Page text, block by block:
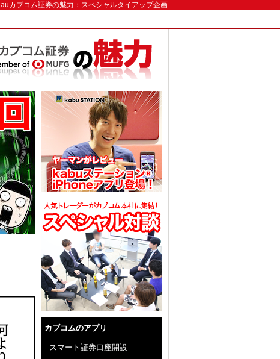
auカブコム証券の魅力：スペシャルタイアップ企画
カブコムのアプリ
スマート証券口座開設